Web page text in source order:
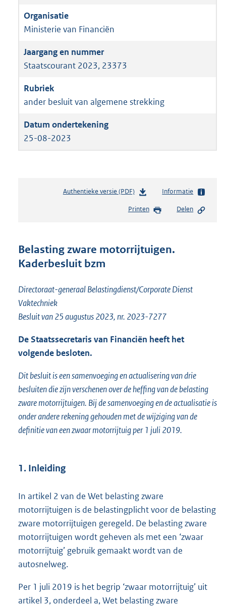
Ministerie van Financiën
Staatscourant 2023, 23373
ander besluit van algemene strekking
25-08-2023
Authentieke versie (PDF)b
s
n
d
r
t
e
5
K
b
Informatie
Printen Delen
Belasting zware motorrijtuigen.
Kaderbesluit bzm
Directoraat-generaal Belastingdienst/Corporate Dienst
Vaktechniek
Besluit van 25 augustus 2023, nr. 2023-7277
De Staatssecretaris van Financiën heeft het
volgende besloten.
Dit besluit is een samenvoeging en actualisering van drie
besluiten die zijn verschenen over de heffing van de belasting
zware motorrijtuigen. Bij de samenvoeging en de actualisatie is
onder andere rekening gehouden met de wijziging van de
definitie van een zwaar motorrijtuig per 1 juli 2019.
1. Inleiding
In artikel 2 van de Wet belasting zware
motorrijtuigen is de belastingplicht voor de belasting
zware motorrijtuigen geregeld. De belasting zware
motorrijtuigen wordt geheven als met een ‘zwaar
motorrijtuig’ gebruik gemaakt wordt van de
autosnelweg.
Per 1 juli 2019 is het begrip ‘zwaar motorrijtuig’ uit
artikel 3, onderdeel a, Wet belasting zware